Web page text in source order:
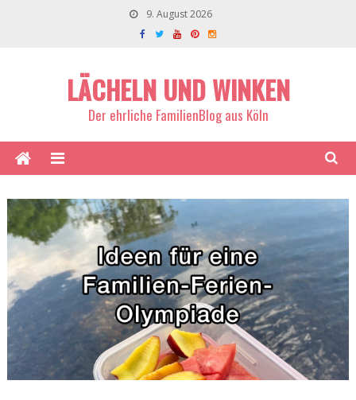
9. August 2026
LÄCHELN UND WINKEN
Der ehrliche FamilienBlog aus Köln